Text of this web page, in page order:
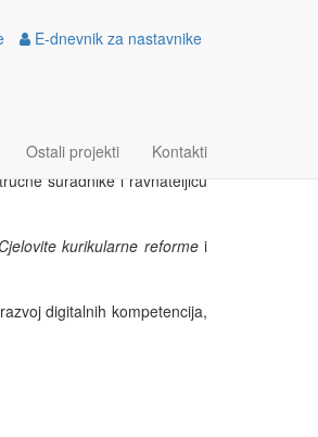
E-dnevnik za nastavnike
Ostali projekti Kontakti
suradnike i ravnateljicu
Cjelovite kurikularne reformei
digitalnih kompetencija,